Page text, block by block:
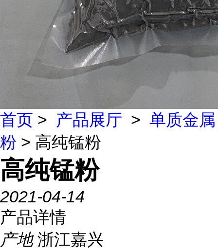
首页 > 产品展厅 > 单质金属
粉 > 高纯锰粉
高纯锰粉
2021-04-14
产品详情
产地 浙江嘉兴